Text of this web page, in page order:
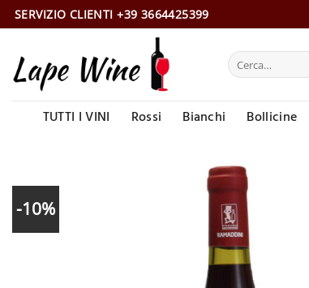
Salta
ai
SERVIZIO CLIENTI +39 3664425399
Cerca:
TUTTI I VINI Rossi Bianchi Bollicine
-10%